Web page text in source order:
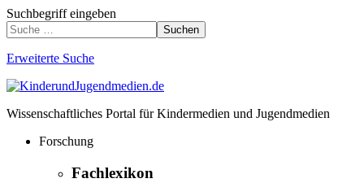
Suchbegriff eingeben
Suchen
Erweiterte Suche
Wissenschaftliches Portal für Kindermedien und Jugendmedien
Forschung
Fachlexikon